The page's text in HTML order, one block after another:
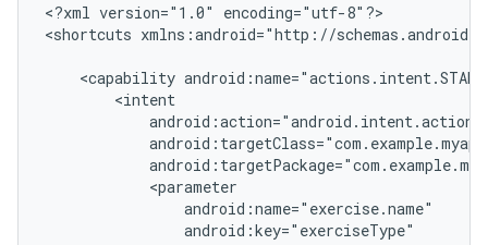
<?xml version="1.0"
encoding="utf-8"?>
<shortcuts xmlns:android="http://
<capability